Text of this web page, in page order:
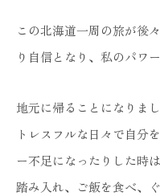
この北海道一周の旅が後
り自信となり、私のパワ
地元に帰ることになりま
トレスフルな日々で自分
ー不足になったりした時
踏み入れ、ご飯を食べ、